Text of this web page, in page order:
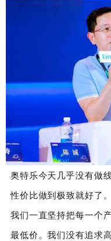
奥特乐今天几乎没有做
性价比做到极致就好了
我们一直坚持把每一个
最低价。我们没有追求